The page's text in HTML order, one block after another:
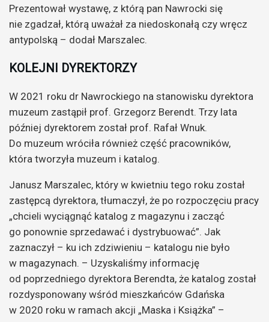
Prezentował wystawę, z którą pan Nawrocki się
nie zgadzał, którą uważał za niedoskonałą czy wręcz
antypolską – dodał Marszalec.
KOLEJNI DYREKTORZY
W 2021 roku dr Nawrockiego na stanowisku dyrektora
muzeum zastąpił prof. Grzegorz Berendt. Trzy lata
później dyrektorem został prof. Rafał Wnuk.
Do muzeum wróciła również część pracowników,
która tworzyła muzeum i katalog.
Janusz Marszalec, który w kwietniu tego roku został
zastępcą dyrektora, tłumaczył, że po rozpoczęciu pracy
„chcieli wyciągnąć katalog z magazynu i zacząć
go ponownie sprzedawać i dystrybuować”. Jak
zaznaczył – ku ich zdziwieniu – katalogu nie było
w magazynach. – Uzyskaliśmy informację
od poprzedniego dyrektora Berendta, że katalog został
rozdysponowany wśród mieszkańców Gdańska
w 2020 roku w ramach akcji „Maska i Książka” –